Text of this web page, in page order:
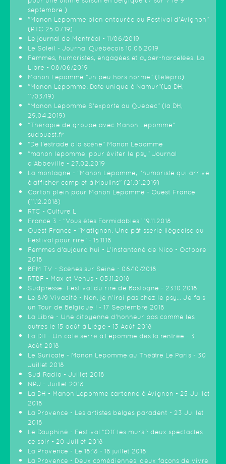
septembre )
"Manon Lepomme bien entourée au Festival d'Avignon"
(RTC 25.07.19)
Le journal de Montréal - 11/06/2019
Le Soleil - Journal Québécois 10.06.2019
Femmes, humoristes, engagées et cyber-harcelées. La
Libre - 08/06/2019
Manon Lepomme "un peu hors norme" (télépro)
"Manon Lepomme: Date unique à Namur"(La DH,
11/03/19)
"Manon Lepomme S'exporte au Quebec" (la DH,
29.04.2019)
"Thérapie de groupe avec Manon Lepomme"
sudouest.fr
"De l'estrade à la scène" Manon Lepomme
"manon lepomme, pour éviter le psy" Journal
d'Abbeville - 27.02.2019
La montagne - "Manon Lepomme, l'humoriste qui arrive
à afficher complet à Moulins" (21.01.2019)
Carton plein pour Manon Lepomme - Ouest France
(11.12.2018)
RTC - Culture L
France 3 - "Vous êtes Formidables" 19.11.2018
Ouest France - "Matignon. Une pâtisserie liégeoise au
Festival pour rire" - 15.11.18
Femmes d'aujourd'hui - L'instantané de Nico - Octobre
2018
BFM TV - Scènes sur Seine - 06/10/2018
RTBF - Max et Venus - 05.11.2018
Sudpresse- Festival du rire de Bastogne - 23.10.2018
Le 8/9 Vivacité - Non, je n'irai pas chez le psy... Je fais
un Tour de Belgique ! - 17 Septembre 2018
La Libre - Une citoyenne d’honneur pas comme les
autres le 15 août à Liège - 13 Août 2018
La DH - Un café serré à Lepomme dès la rentrée - 3
Août 2018
Le Suricate - Manon Lepomme au Théâtre Le Paris - 30
Juillet 2018
Sud Radio - Juillet 2018
NRJ - Juillet 2018
La DH - Manon Lepomme cartonne à Avignon - 25 Juillet
2018
La Provence - Les artistes belges paradent - 23 Juillet
2018
Le Dauphiné - Festival "Off les murs": deux spectacles
ce soir - 20 Juillet 2018
La Provence - Le 18:18 - 18 juillet 2018
La Provence - Deux comédiennes, deux façons de vivre